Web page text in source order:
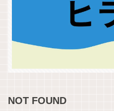
NOT FOUND